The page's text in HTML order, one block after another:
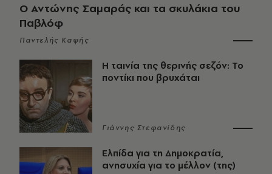
Ο Αντώνης Σαμαράς και τα σκυλάκια του
Παβλόφ
Παντελής Καψής
Η ταινία της θερινής σεζόν: Το
ποντίκι που βρυχάται
Γιάννης Στεφανίδης
Ελπίδα για τη Δημοκρατία,
ανησυχία για το μέλλον (της)